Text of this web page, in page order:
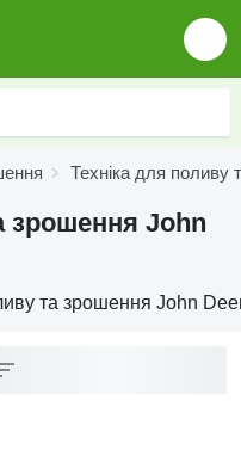
Техніка для поливу
зрошення John
та зрошення John